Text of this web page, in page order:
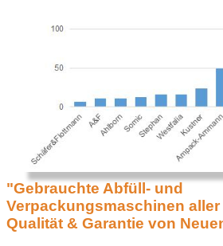
"Gebrauchte Abfüll- und
Verpackungsmaschinen
Qualität & Garantie von